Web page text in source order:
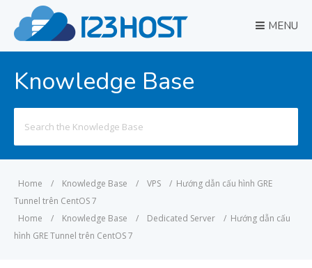
MENU
Knowledge Base
for:
Home / Knowledge Base / VPS / Hướng dẫn cấu hình GRE
Tunnel trên CentOS 7
Home
/ Knowledge Base / Dedicated Server / Hướng dẫn cấu
hình GRE Tunnel trên CentOS 7